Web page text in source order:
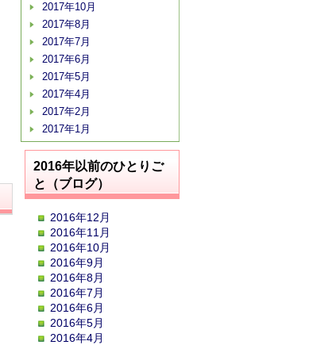
2017年10月
2017年8月
2017年7月
2017年6月
2017年5月
2017年4月
2017年2月
2017年1月
2016年以前のひとりご
と（ブログ）
2016年12月
2016年11月
2016年10月
2016年9月
2016年8月
2016年7月
2016年6月
2016年5月
2016年4月